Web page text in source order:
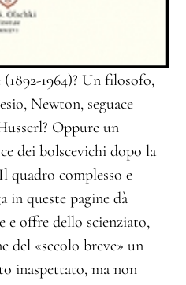
1964)? Un filosofo,
Newton, seguace
Oppure un
dei bolscevichi dopo la
quadro complesso e
in queste pagine dà
e offre dello scienziato,
del «secolo breve» un
inaspettato, ma non